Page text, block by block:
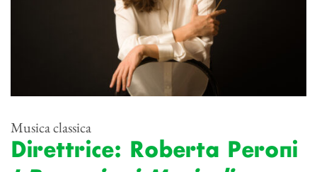
Musica classica
Direttrice: Roberta Peroni